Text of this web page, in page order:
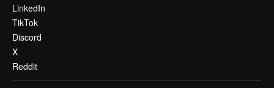
LinkedIn
TikTok
Discord
X
Reddit